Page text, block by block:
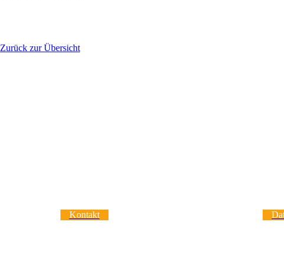
Zurück zur Übersicht
Kontakt